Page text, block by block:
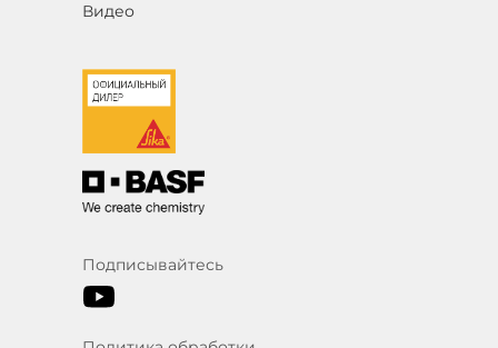
Подписывайтесь
Видео